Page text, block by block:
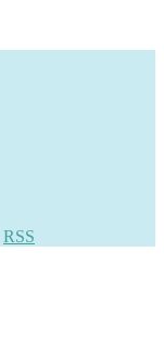
RSS